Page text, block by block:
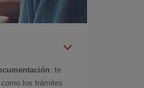
: te
los trámites